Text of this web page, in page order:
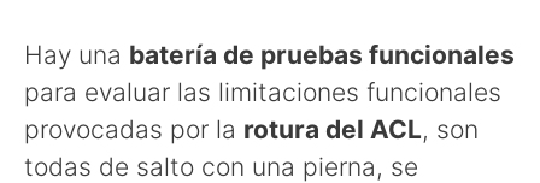
Hay una batería de pruebas funcionales
para evaluar las limitaciones funcionales
provocadas por la rotura del ACL, son
todas de salto con una pierna, se